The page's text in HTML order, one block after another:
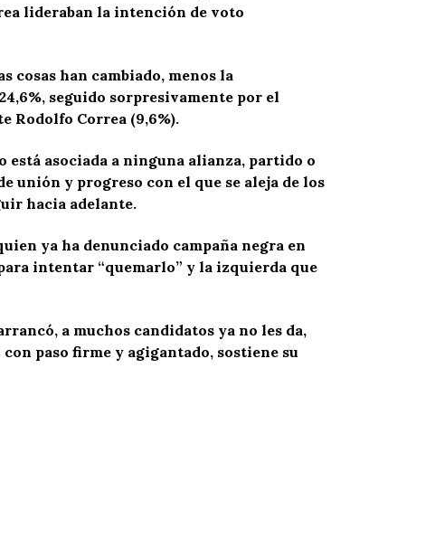
lideraban la intención de voto
cosas han cambiado, menos la
seguido sorpresivamente por el
Rodolfo Correa (9,6%).
está asociada a ninguna alianza, partido o
unión y progreso con el que se aleja de los
hacia adelante.
ya ha denunciado campaña negra en
intentar “quemarlo” y la izquierda que
a muchos candidatos ya no les da,
paso firme y agigantado, sostiene su